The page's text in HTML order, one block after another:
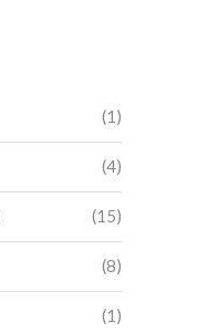
(1)
(4)
(15)
(8)
(1)